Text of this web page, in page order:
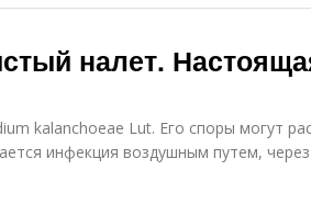
налет.
kalanchoeae Lut. Его споры могут
инфекция воздушным путем,